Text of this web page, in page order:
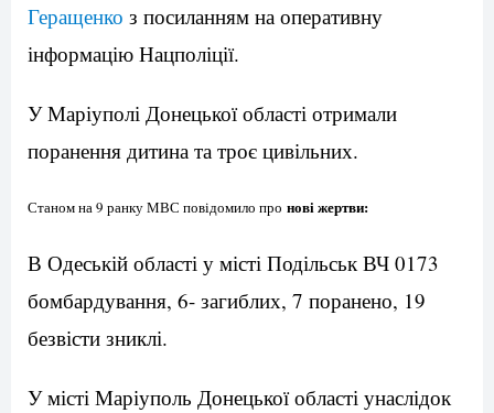
Геращенко з посиланням на оперативну
інформацію Нацполіції.
У Маріуполі Донецької області отримали
поранення дитина та троє цивільних.
Станом на 9 ранку МВС повідомило про нові жертви:
В Одеській області у місті Подільськ ВЧ 0173
бомбардування, 6- загиблих, 7 поранено, 19
безвісти зниклі.
У місті Маріуполь Донецької області унаслідок